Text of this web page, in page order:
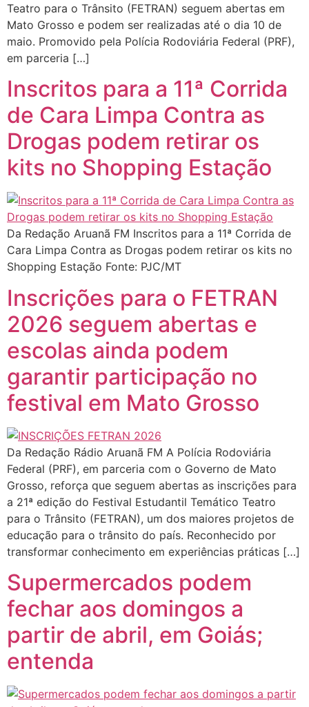
Teatro para o Trânsito (FETRAN) seguem abertas em
Mato Grosso e podem ser realizadas até o dia 10 de
maio. Promovido pela Polícia Rodoviária Federal (PRF),
em parceria […]
Inscritos para a 11ª Corrida
de Cara Limpa Contra as
Drogas podem retirar os
kits no Shopping Estação
Da Redação Aruanã FM Inscritos para a 11ª Corrida de
Cara Limpa Contra as Drogas podem retirar os kits no
Shopping Estação Fonte: PJC/MT
Inscrições para o FETRAN
2026 seguem abertas e
escolas ainda podem
garantir participação no
festival em Mato Grosso
Da Redação Rádio Aruanã FM A Polícia Rodoviária
Federal (PRF), em parceria com o Governo de Mato
Grosso, reforça que seguem abertas as inscrições para
a 21ª edição do Festival Estudantil Temático Teatro
para o Trânsito (FETRAN), um dos maiores projetos de
educação para o trânsito do país. Reconhecido por
transformar conhecimento em experiências práticas […]
Supermercados podem
fechar aos domingos a
partir de abril, em Goiás;
entenda